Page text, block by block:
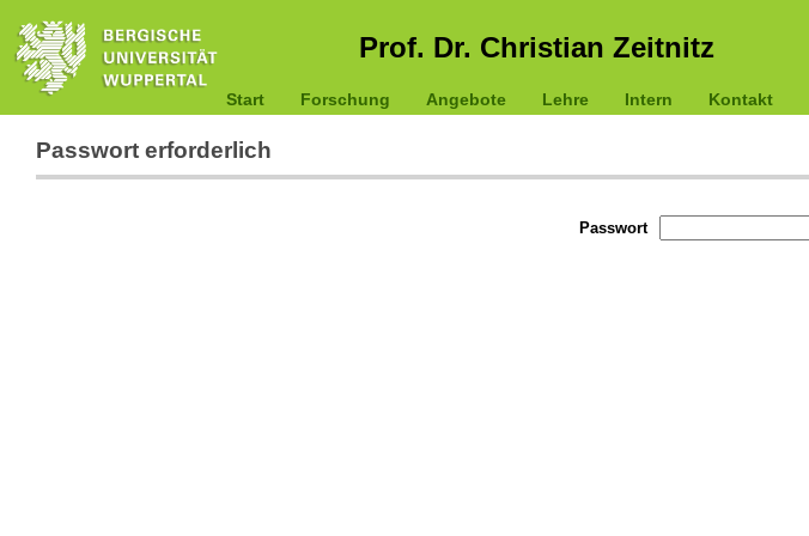
Prof. Dr. Christian Zeitnitz
Start Forschung Angebote Lehre Intern Kontakt
Passwort erforderlich
Passwort